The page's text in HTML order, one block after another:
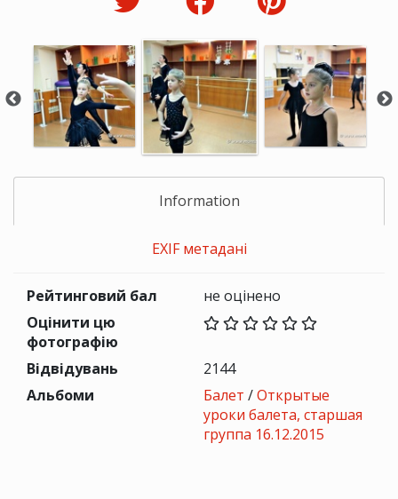
Information
EXIF метадані
Рейтинговий бал
не оцінено
Оцінити цю
фотографію
Відвідувань
2144
Альбоми
Балет /Открытые
уроки балета, старшая
группа 16.12.2015